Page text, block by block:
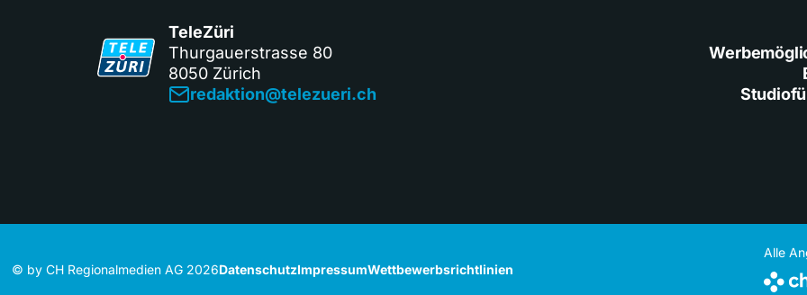
TeleZüri
Thurgauerstrasse 80
8050 Zürich
redaktion@telezueri.ch
© by CH Regionalmedien AG 2026DatenschutzImpressumWettbewerbsrichtlinien
Alle